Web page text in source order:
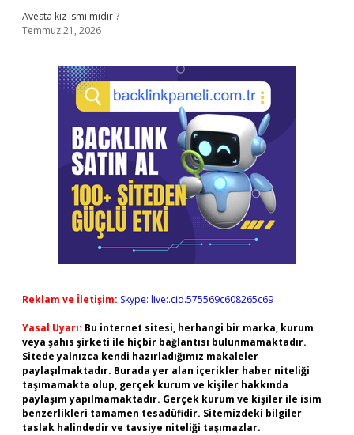
Avesta kız ismi midir ?
Temmuz 21, 2026
Reklam ve İletişim: Skype: live:.cid.575569c608265c69
Yasal Uyarı: Bu internet sitesi, herhangi bir marka, kurum
veya şahıs şirketi ile hiçbir bağlantısı bulunmamaktadır.
Sitede yalnızca kendi hazırladığımız makaleler
paylaşılmaktadır. Burada yer alan içerikler haber niteliği
taşımamakta olup, gerçek kurum ve kişiler hakkında
paylaşım yapılmamaktadır. Gerçek kurum ve kişiler ile isim
benzerlikleri tamamen tesadüfidir. Sitemizdeki bilgiler
taslak halindedir ve tavsiye niteliği taşımazlar.